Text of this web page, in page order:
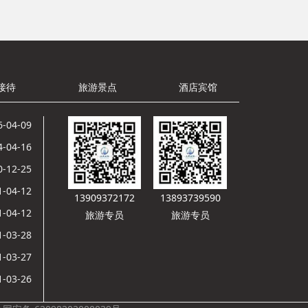
待 旅游景点 酒店宾馆
04-09
04-16
12-25
04-12
04-12
03-28
03-27
03-26
13909372172
旅游专员
13893739590
旅游专员